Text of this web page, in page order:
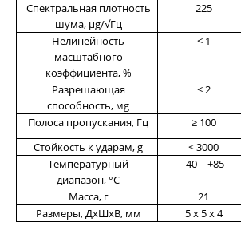
Спектральная плотность
шума, μg/√Гц
225
Нелинейность
масштабного
коэффициента, %
< 1
Разрешающая
способность, мg
< 2
Полоса пропускания, Гц ≥ 100
Стойкость к ударам, g
< 3000
Температурный
диапазон, °С
-40 – +85
Масса, г 21
Размеры, ДхШхВ, мм
5 х 5 х 4